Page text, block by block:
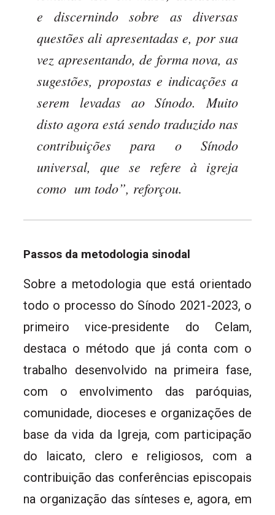
e discernindo sobre as diversas
questões ali apresentadas e, por sua
vez apresentando, de forma nova, as
sugestões, propostas e indicações a
serem levadas ao Sínodo. Muito
disto agora está sendo traduzido nas
contribuições para o Sínodo
universal, que se refere à igreja
como um todo”, reforçou.
Passos da metodologia sinodal
Sobre a metodologia que está orientado
todo o processo do Sínodo 2021-2023, o
primeiro vice-presidente do Celam,
destaca o método que já conta com o
trabalho desenvolvido na primeira fase,
com o envolvimento das paróquias,
comunidade, dioceses e organizações de
base da vida da Igreja, com participação
do laicato, clero e religiosos, com a
contribuição das conferências episcopais
na organização das sínteses e, agora, em